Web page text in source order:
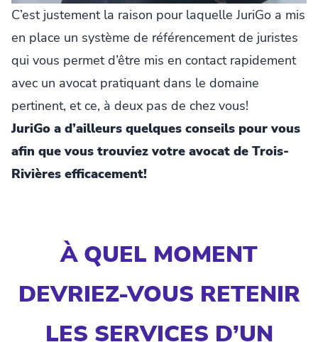
C’est justement la raison pour laquelle JuriGo a mis
en place un système de référencement de juristes
qui vous permet d’être mis en contact rapidement
avec un avocat pratiquant dans le domaine
pertinent, et ce, à deux pas de chez vous!
JuriGo a d’ailleurs quelques conseils pour vous
afin que vous trouviez votre avocat de Trois-
Rivières efficacement!
À QUEL MOMENT
DEVRIEZ-VOUS RETENIR
LES SERVICES D’UN